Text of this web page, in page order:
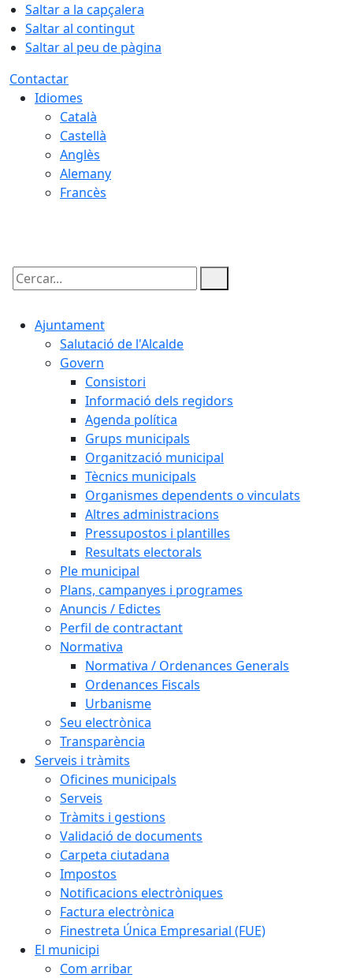
Saltar a la capçalera
Saltar al contingut
Saltar al peu de pàgina
Contactar
Idiomes
Català
Castellà
Anglès
Alemany
Francès
Cercar:
Ajuntament
Salutació de l'Alcalde
Govern
Consistori
Informació dels regidors
Agenda política
Grups municipals
Organització municipal
Tècnics municipals
Organismes dependents o vinculats
Altres administracions
Pressupostos i plantilles
Resultats electorals
Ple municipal
Plans, campanyes i programes
Anuncis / Edictes
Perfil de contractant
Normativa
Normativa / Ordenances Generals
Ordenances Fiscals
Urbanisme
Seu electrònica
Transparència
Serveis i tràmits
Oficines municipals
Serveis
Tràmits i gestions
Validació de documents
Carpeta ciutadana
Impostos
Notificacions electròniques
Factura electrònica
Finestreta Única Empresarial (FUE)
El municipi
Com arribar